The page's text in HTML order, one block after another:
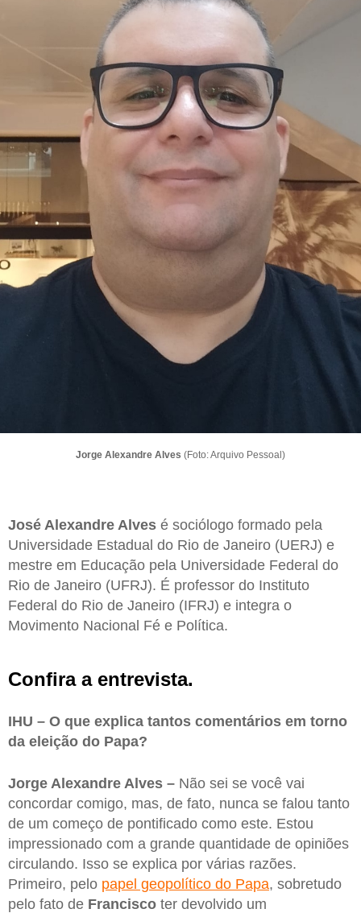
Jorge Alexandre Alves (Foto: Arquivo Pessoal)
José Alexandre Alves é sociólogo formado pela
Universidade Estadual do Rio de Janeiro (UERJ) e
mestre em Educação pela Universidade Federal do
Rio de Janeiro (UFRJ). É professor do Instituto
Federal do Rio de Janeiro (IFRJ) e integra o
Movimento Nacional Fé e Política.
Confira a entrevista.
IHU – O que explica tantos comentários em torno
da eleição do Papa?
Jorge Alexandre Alves – Não sei se você vai
concordar comigo, mas, de fato, nunca se falou tanto
de um começo de pontificado como este. Estou
impressionado com a grande quantidade de opiniões
circulando. Isso se explica por várias razões.
Primeiro, pelo papel geopolítico do Papa, sobretudo
pelo fato de Francisco ter devolvido um